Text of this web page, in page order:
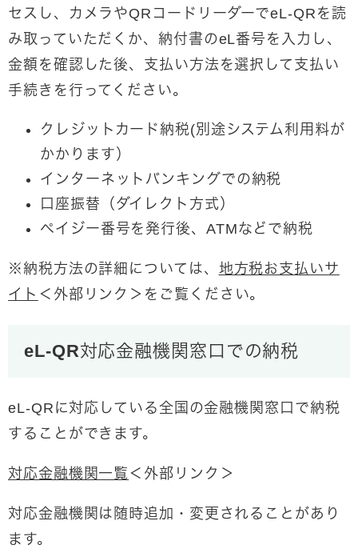
セスし、カメラやQRコードリーダーでeL-QRを読
み取っていただくか、納付書のeL番号を入力し、
金額を確認した後、支払い方法を選択して支払い
手続きを行ってください。
クレジットカード納税(別途システム利用料が
かかります）
インターネットバンキングでの納税
口座振替（ダイレクト方式）
ペイジー番号を発行後、ATMなどで納税
※納税方法の詳細については、 地方税お支払いサ
イト ＜外部リンク＞ をご覧ください。
eL-QR対応金融機関窓口での納税
eL-QRに対応している全国の金融機関窓口で納税
することができます。
対応金融機関一覧 ＜外部リンク＞
対応金融機関は随時追加・変更されることがあり
ます。